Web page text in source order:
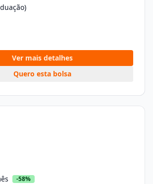
Ver mais detalhes
Quero esta bolsa
-58%